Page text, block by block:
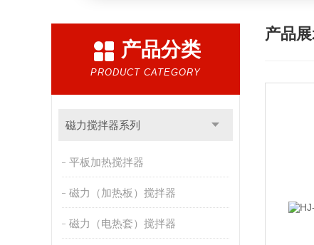
产品分类
PRODUCT CATEGORY
磁力搅拌器系列
平板加热搅拌器
磁力（加热板）搅拌器
磁力（电热套）搅拌器
产品